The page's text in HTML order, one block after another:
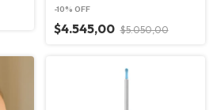
-10% OFF
$4.545,00 $5.050,00